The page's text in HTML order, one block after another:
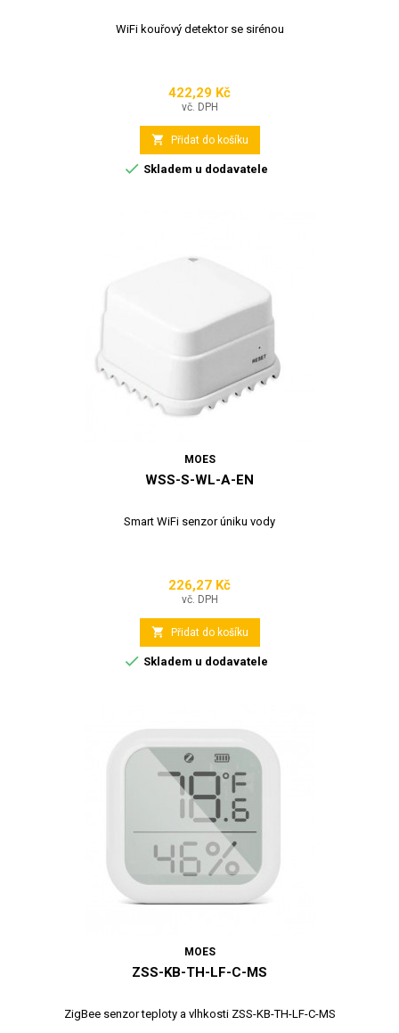
WiFi kouřový detektor se sirénou
Cena
422,29 Kč
vč. DPH
 Přidat do košíku
 Skladem u dodavatele
MOES
WSS-S-WL-A-EN
Smart WiFi senzor úniku vody
Cena
226,27 Kč
vč. DPH
 Přidat do košíku
 Skladem u dodavatele
MOES
ZSS-KB-TH-LF-C-MS
ZigBee senzor teploty a vlhkosti ZSS-KB-TH-LF-C-MS